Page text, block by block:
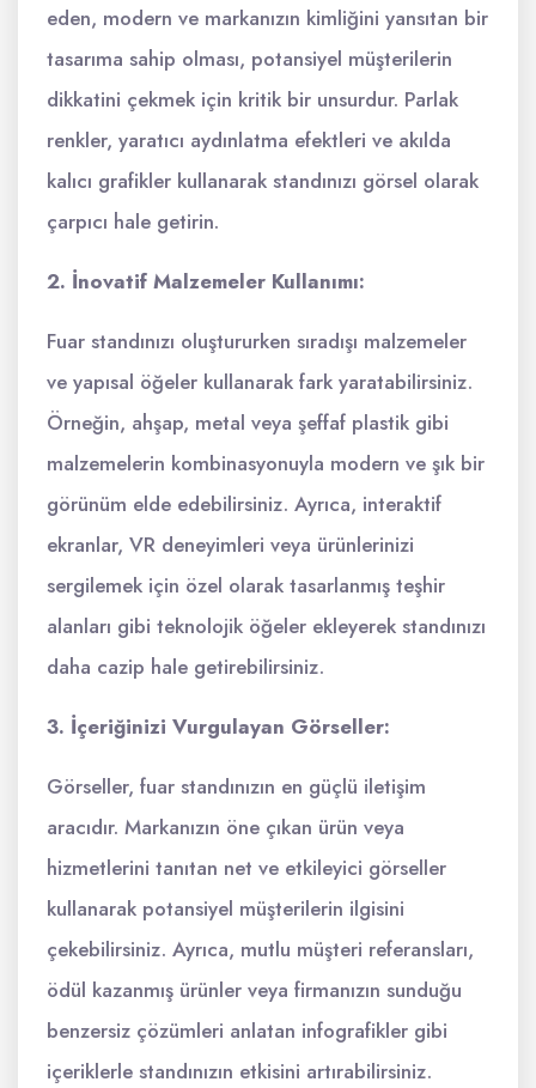
eden, modern ve markanızın kimliğini yansıtan bir
tasarıma sahip olması, potansiyel müşterilerin
dikkatini çekmek için kritik bir unsurdur. Parlak
renkler, yaratıcı aydınlatma efektleri ve akılda
kalıcı grafikler kullanarak standınızı görsel olarak
çarpıcı hale getirin.
2. İnovatif Malzemeler Kullanımı:
Fuar standınızı oluştururken sıradışı malzemeler
ve yapısal öğeler kullanarak fark yaratabilirsiniz.
Örneğin, ahşap, metal veya şeffaf plastik gibi
malzemelerin kombinasyonuyla modern ve şık bir
görünüm elde edebilirsiniz. Ayrıca, interaktif
ekranlar, VR deneyimleri veya ürünlerinizi
sergilemek için özel olarak tasarlanmış teşhir
alanları gibi teknolojik öğeler ekleyerek standınızı
daha cazip hale getirebilirsiniz.
3. İçeriğinizi Vurgulayan Görseller:
Görseller, fuar standınızın en güçlü iletişim
aracıdır. Markanızın öne çıkan ürün veya
hizmetlerini tanıtan net ve etkileyici görseller
kullanarak potansiyel müşterilerin ilgisini
çekebilirsiniz. Ayrıca, mutlu müşteri referansları,
ödül kazanmış ürünler veya firmanızın sunduğu
benzersiz çözümleri anlatan infografikler gibi
içeriklerle standınızın etkisini artırabilirsiniz.